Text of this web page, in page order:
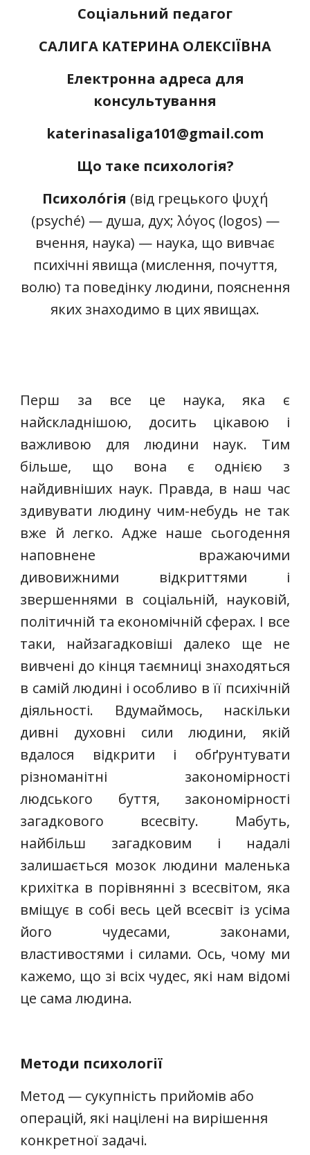
Соціальний педагог
САЛИГА КАТЕРИНА ОЛЕКСІЇВНА
Електронна адреса для
консультування
katerinasaliga101@gmail.com
Що таке психологія?
Психоло́гія (від грецького ψυχή
(psyché) — душа, дух; λόγος (logos) —
вчення, наука) — наука, що вивчає
психічні явища (мислення, почуття,
волю) та поведінку людини, пояснення
яких знаходимо в цих явищах.
Перш за все це наука, яка є
найскладнішою, досить цікавою і
важливою для людини наук. Тим
більше, що вона є однією з
найдивніших наук. Правда, в наш час
здивувати людину чим-небудь не так
вже й легко. Адже наше сьогодення
наповнене вражаючими
дивовижними відкриттями і
звершеннями в соціальній, науковій,
політичній та економічній сферах. І все
таки, найзагадковіші далеко ще не
вивчені до кінця таємниці знаходяться
в самій людині і особливо в її психічній
діяльності. Вдумаймось, наскільки
дивні духовні сили людини, якій
вдалося відкрити і обґрунтувати
різноманітні закономірності
людського буття, закономірності
загадкового всесвіту. Мабуть,
найбільш загадковим і надалі
залишається мозок людини маленька
крихітка в порівнянні з всесвітом, яка
вміщує в собі весь цей всесвіт із усіма
його чудесами, законами,
властивостями і силами. Ось, чому ми
кажемо, що зі всіх чудес, які нам відомі
це сама людина.
Методи психології
Метод — сукупність прийомів або
операцій, які націлені на вирішення
конкретної задачі.